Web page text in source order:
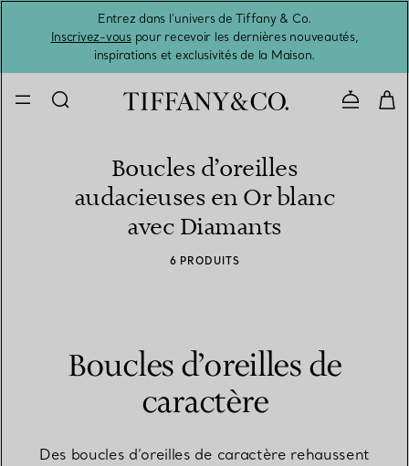
Entrez dans l’univers de Tiffany & Co.
Inscrivez-vouspour recevoir les dernières nouveautés,
inspirations et exclusivités de la Maison.
Boucles d’oreilles
audacieuses en Or blanc
avec Diamants
6 PRODUITS
Boucles d’oreilles de
caractère
Des boucles d’oreilles de caractère rehaussent